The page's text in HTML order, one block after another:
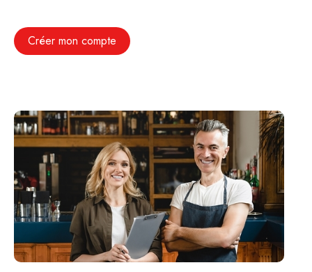
Créer mon compte